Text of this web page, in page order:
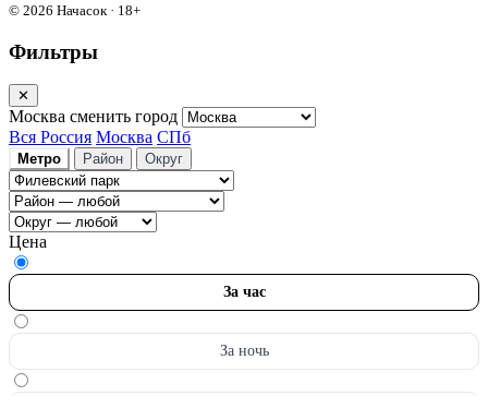
© 2026 Начасок · 18+
Фильтры
✕
Москва сменить город
Вся Россия Москва СПб
Метро Район Округ
Цена
За час
За ночь